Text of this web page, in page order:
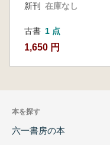
新刊 在庫なし
古書 1 点
1,650 円
本を探す
六一書房の本